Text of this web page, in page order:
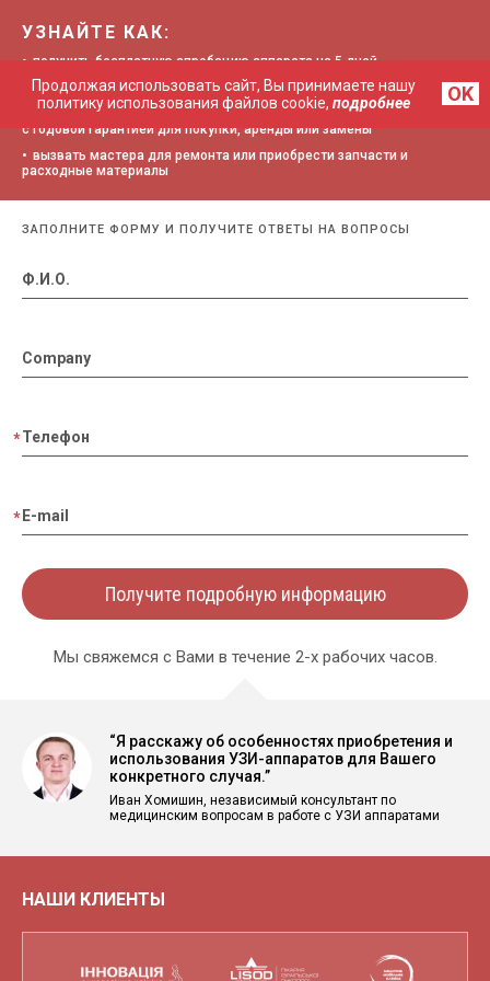
Продолжая использовать сайт, Вы принимаете нашу
политику использования файлов cookie, подробнее OK
УЗНАЙТЕ КАК:
получить бесплатную апробацию аппарата на 5 дней
воспользоваться рассрочкой 0% при покупке оборудования
получить подробную информацию по новым и б/у УЗИ-аппаратам
с годовой гарантией для покупки, аренды или замены
вызвать мастера для ремонта или приобрести запчасти и
расходные материалы
ЗАПОЛНИТЕ ФОРМУ И ПОЛУЧИТЕ ОТВЕТЫ НА ВОПРОСЫ
Ф.И.О.
Company
Телефон
E-mail
Получите подробную информацию
Мы свяжемся с Вами в течение 2-х рабочих часов.
“Я расскажу об особенностях приобретения и
использования УЗИ-аппаратов для Вашего
конкретного случая.”
Иван Хомишин, независимый консультант по
медицинским вопросам в работе с УЗИ аппаратами
НАШИ КЛИЕНТЫ